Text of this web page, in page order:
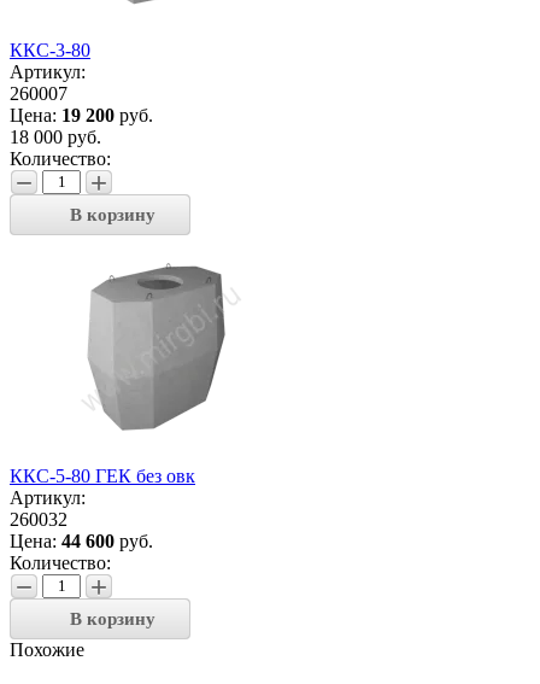
ККС-3-80
Артикул:
260007
Цена: 19 200 руб.
18 000 руб.
Количество:
− +
В корзину
ККС-5-80 ГЕК без овк
Артикул:
260032
Цена: 44 600 руб.
Количество:
− +
В корзину
Похожие